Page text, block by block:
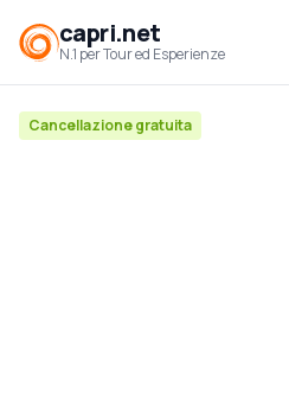
capri.net
N.1 per Tour ed Esperienze
Cancellazione gratuita